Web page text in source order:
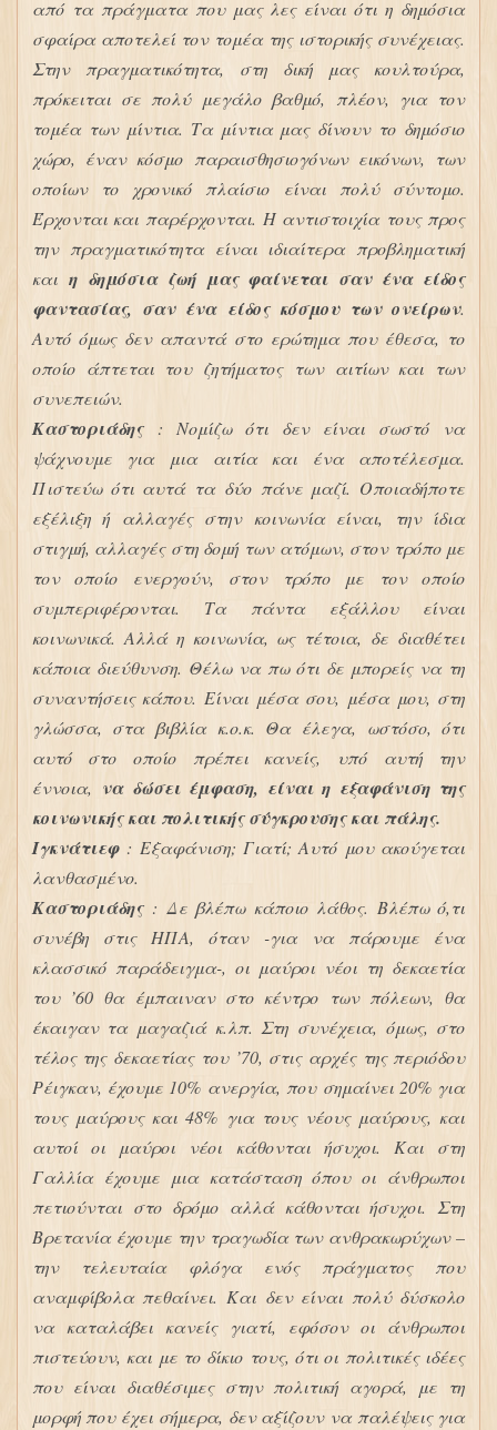
από τα πράγματα που μας λες είναι ότι η δημόσια
σφαίρα αποτελεί τον τομέα της ιστορικής συνέχειας.
Στην πραγματικότητα, στη δική μας κουλτούρα,
πρόκειται σε πολύ μεγάλο βαθμό, πλέον, για τον
τομέα των μίντια. Τα μίντια μας δίνουν το δημόσιο
χώρο, έναν κόσμο παραισθησιογόνων εικόνων, των
οποίων το χρονικό πλαίσιο είναι πολύ σύντομο.
Έρχονται και παρέρχονται. Η αντιστοιχία τους προς
την πραγματικότητα είναι ιδιαίτερα προβληματική
και η δημόσια ζωή μας φαίνεται σαν ένα είδος
φαντασίας, σαν ένα είδος κόσμου των ονείρων.
Αυτό όμως δεν απαντά στο ερώτημα που έθεσα, το
οποίο άπτεται του ζητήματος των αιτίων και των
συνεπειών.
Καστοριάδης: Νομίζω ότι δεν είναι σωστό να
ψάχνουμε για μια αιτία και ένα αποτέλεσμα.
Πιστεύω ότι αυτά τα δύο πάνε μαζί. Οποιαδήποτε
εξέλιξη ή αλλαγές στην κοινωνία είναι, την ίδια
στιγμή, αλλαγές στη δομή των ατόμων, στον τρόπο με
τον οποίο ενεργούν, στον τρόπο με τον οποίο
συμπεριφέρονται. Τα πάντα εξάλλου είναι
κοινωνικά. Αλλά η κοινωνία, ως τέτοια, δε διαθέτει
κάποια διεύθυνση. Θέλω να πω ότι δε μπορείς να τη
συναντήσεις κάπου. Είναι μέσα σου, μέσα μου, στη
γλώσσα, στα βιβλία κ.ο.κ. Θα έλεγα, ωστόσο, ότι
αυτό στο οποίο πρέπει κανείς, υπό αυτή την
έννοια, να δώσει έμφαση, είναι η εξαφάνιση της
κοινωνικής και πολιτικής σύγκρουσης και πάλης.
Ιγκνάτιεφ: Εξαφάνιση; Γιατί; Αυτό μου ακούγεται
λανθασμένο.
Καστοριάδης: Δε βλέπω κάποιο λάθος. Βλέπω ό,τι
συνέβη στις ΗΠΑ, όταν -για να πάρουμε ένα
κλασσικό παράδειγμα-, οι μαύροι νέοι τη δεκαετία
του ’60 θα έμπαιναν στο κέντρο των πόλεων, θα
έκαιγαν τα μαγαζιά κ.λπ. Στη συνέχεια, όμως, στο
τέλος της δεκαετίας του ’70, στις αρχές της περιόδου
Ρέιγκαν, έχουμε 10% ανεργία, που σημαίνει 20% για
τους μαύρους και 48% για τους νέους μαύρους, και
αυτοί οι μαύροι νέοι κάθονται ήσυχοι. Και στη
Γαλλία έχουμε μια κατάσταση όπου οι άνθρωποι
πετιούνται στο δρόμο αλλά κάθονται ήσυχοι. Στη
Βρετανία έχουμε την τραγωδία των ανθρακωρύχων –
την τελευταία φλόγα ενός πράγματος που
αναμφίβολα πεθαίνει. Και δεν είναι πολύ δύσκολο
να καταλάβει κανείς γιατί, εφόσον οι άνθρωποι
πιστεύουν, και με το δίκιο τους, ότι οι πολιτικές ιδέες
που είναι διαθέσιμες στην πολιτική αγορά, με τη
μορφή που έχει σήμερα, δεν αξίζουν να παλέψεις για